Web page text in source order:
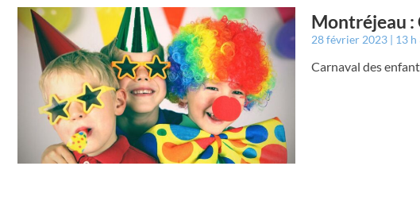
Montréjeau :
28 février 2023 13 h
Carnaval des